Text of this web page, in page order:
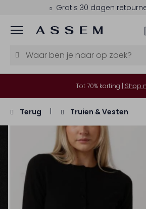
Gratis 30 dagen
Menu
Tot 70% korting | Shop
Terug Truien & Vesten